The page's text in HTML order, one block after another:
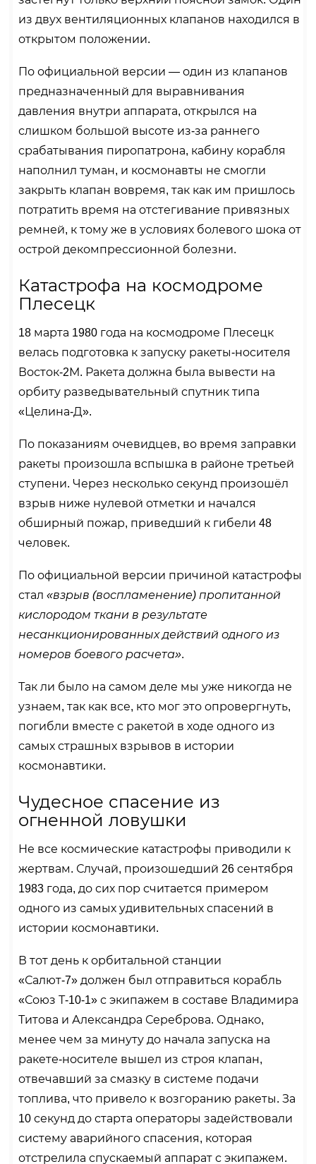
из двух вентиляционных клапанов находился в
открытом положении.
По официальной версии — один из клапанов
предназначенный для выравнивания
давления внутри аппарата, открылся на
слишком большой высоте из-за раннего
срабатывания пиропатрона, кабину корабля
наполнил туман, и космонавты не смогли
закрыть клапан вовремя, так как им пришлось
потратить время на отстегивание привязных
ремней, к тому же в условиях болевого шока от
острой декомпрессионной болезни.
Катастрофа на космодроме
Плесецк
18 марта 1980 года на космодроме Плесецк
велась подготовка к запуску ракеты-носителя
Восток-2М. Ракета должна была вывести на
орбиту разведывательный спутник типа
«Целина-Д».
По показаниям очевидцев, во время заправки
ракеты произошла вспышка в районе третьей
ступени. Через несколько секунд произошёл
взрыв ниже нулевой отметки и начался
обширный пожар, приведший к гибели 48
человек.
По официальной версии причиной катастрофы
стал«взрыв (воспламенение) пропитанной
кислородом ткани в результате
несанкционированных действий одного из
номеров боевого расчета».
Так ли было на самом деле мы уже никогда не
узнаем, так как все, кто мог это опровергнуть,
погибли вместе с ракетой в ходе одного из
самых страшных взрывов в истории
космонавтики.
Чудесное спасение из
огненной ловушки
Не все космические катастрофы приводили к
жертвам. Случай, произошедший 26 сентября
1983 года, до сих пор считается примером
одного из самых удивительных спасений в
истории космонавтики.
В тот день к орбитальной станции
«Салют-7» должен был отправиться корабль
«Союз Т-10-1» с экипажем в составе Владимира
Титова и Александра Сереброва. Однако,
менее чем за минуту до начала запуска на
ракете-носителе вышел из строя клапан,
отвечавший за смазку в системе подачи
топлива, что привело к возгоранию ракеты. За
10 секунд до старта операторы задействовали
систему аварийного спасения, которая
отстрелила спускаемый аппарат с экипажем.